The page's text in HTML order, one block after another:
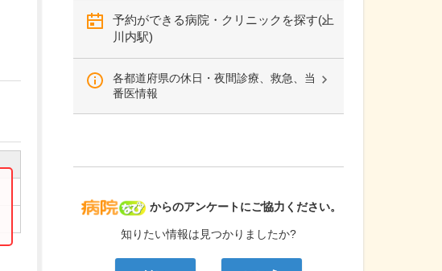
予約ができる病院・クリニックを探す(上
川内駅)
各都道府県の休日・夜間診療、救急、当
番医情報
病院なび
からのアンケートにご協力ください。
知りたい情報は見つかりましたか?